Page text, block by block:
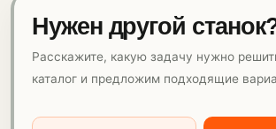
Нужен другой
Расскажите, какую задачу нужно
каталог и предложим подходящие